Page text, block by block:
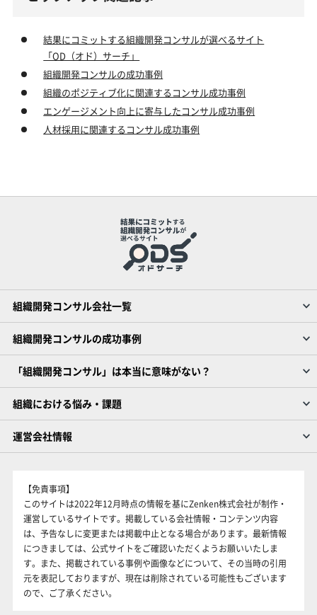
結果にコミットする組織開発コンサルが選べるサイト
「OD（オド）サーチ」
組織開発コンサルの成功事例
組織のポジティブ化に関連するコンサル成功事例
エンゲージメント向上に寄与したコンサル成功事例
人材採用に関連するコンサル成功事例
組織開発コンサル会社一覧
組織開発コンサルの成功事例
「組織開発コンサル」は本当に意味がない？
組織における悩み・課題
運営会社情報
【免責事項】
このサイトは2022年12月時点の情報を基にZenken株式会社が制作・
運営しているサイトです。掲載している会社情報・コンテンツ内容
は、予告なしに変更または掲載中止となる場合があります。最新情報
につきましては、公式サイトをご確認いただくようお願いいたしま
す。また、掲載されている事例や画像などについて、その当時の引用
元を表記しておりますが、現在は削除されている可能性もございます
ので、ご了承ください。